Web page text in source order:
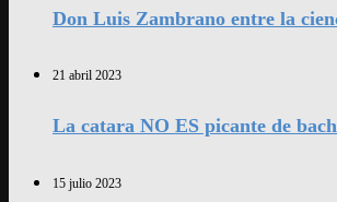
Don Luis Zambrano entre la
21 abril 2023
La catara NO ES picante de
15 julio 2023